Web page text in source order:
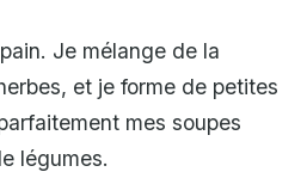
Je mélange de la
et je forme de petites
mes soupes
légumes.